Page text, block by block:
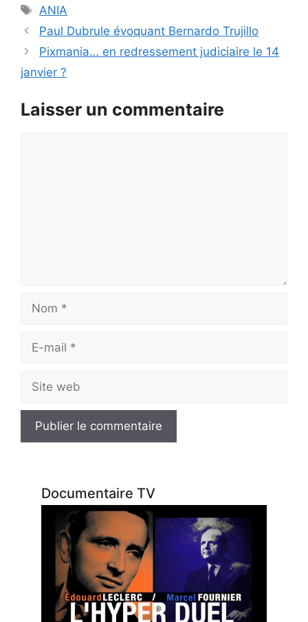
Étiquettes
ANIA
Paul Dubrule évoquant Bernardo Trujillo
Pixmania… en redressement judiciaire le 14
janvier ?
Laisser un commentaire
mail
web
Documentaire TV